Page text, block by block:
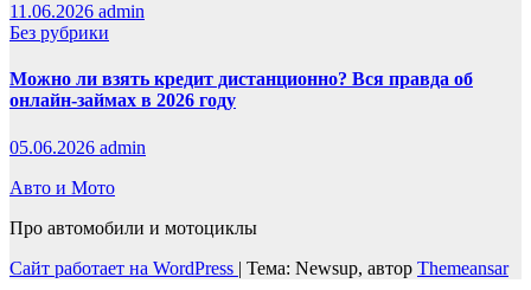
11.06.2026 admin
Без рубрики
Можно ли взять кредит дистанционно? Вся правда об
онлайн-займах в 2026 году
05.06.2026 admin
Авто и Мото
Про автомобили и мотоциклы
Сайт работает на WordPress | Тема: Newsup, автор Themeansar